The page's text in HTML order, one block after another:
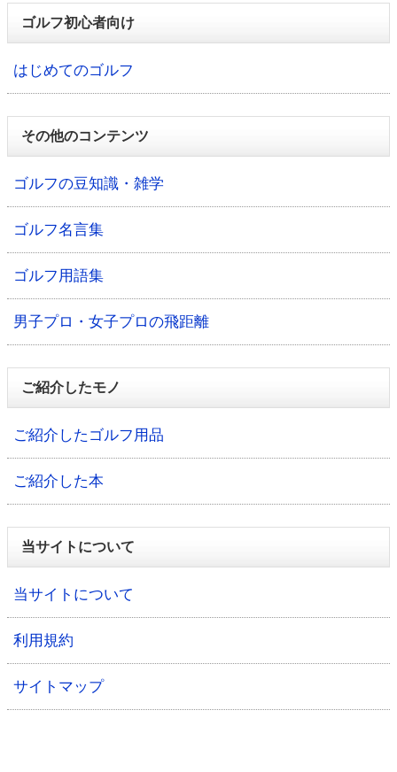
ゴルフ初心者向け
はじめてのゴルフ
その他のコンテンツ
ゴルフの豆知識・雑学
ゴルフ名言集
ゴルフ用語集
男子プロ・女子プロの飛距離
ご紹介したモノ
ご紹介したゴルフ用品
ご紹介した本
当サイトについて
当サイトについて
利用規約
サイトマップ